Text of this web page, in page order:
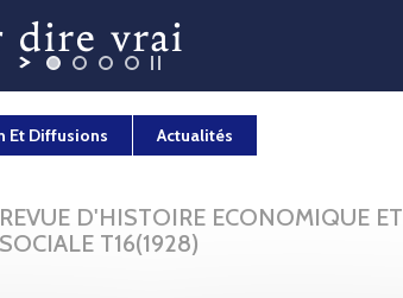
Et Diffusions Actualités
REVUE D'HISTOIRE ECONOMIQUE ET
SOCIALE T16(1928)